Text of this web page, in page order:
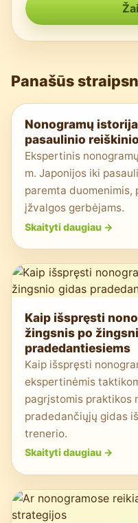
Panašūs
Nonogramų
pasaulinio reiškinio
Ekspertinis
m. Japonijos iki
paremta
įžvalgos gerbėjams.
Skaityti daugiau ->
Kaip išspręsti
žingsnis po
pradedantiesiems
Kaip išspręsti
ekspertinėmis
pagrįstomis praktikos
pradedančiųjų gidas
trenerio.
Skaityti daugiau ->